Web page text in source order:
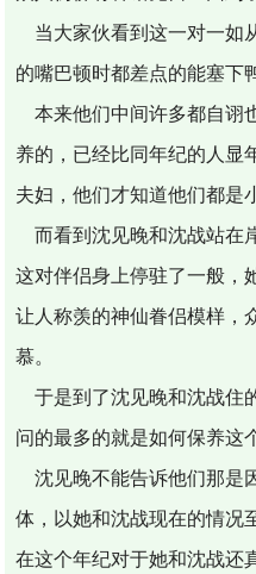
当大家伙看到这一对一如
的嘴巴顿时都差点的能塞下
本来他们中间许多都自诩
养的，已经比同年纪的人显
夫妇，他们才知道他们都是
而看到沈见晚和沈战站在
这对伴侣身上停驻了一般，
让人称羡的神仙眷侣模样，
慕。
于是到了沈见晚和沈战住
问的最多的就是如何保养这
沈见晚不能告诉他们那是
体，以她和沈战现在的情况
在这个年纪对于她和沈战还